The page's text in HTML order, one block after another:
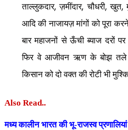
ताल्लुकदार,ज़मींदार,चौधरी,खुत,
आदि की नाजायज़ मांगों को पूरा
बार महाजनों से ऊँची ब्याज दरों
फिर वे आजीवन ऋण के बोझ तले
किसान को दो वक्त की रोटी भी
Also Read..
मध्य कालीन भारत की भू-राजस्व प्रणालियां